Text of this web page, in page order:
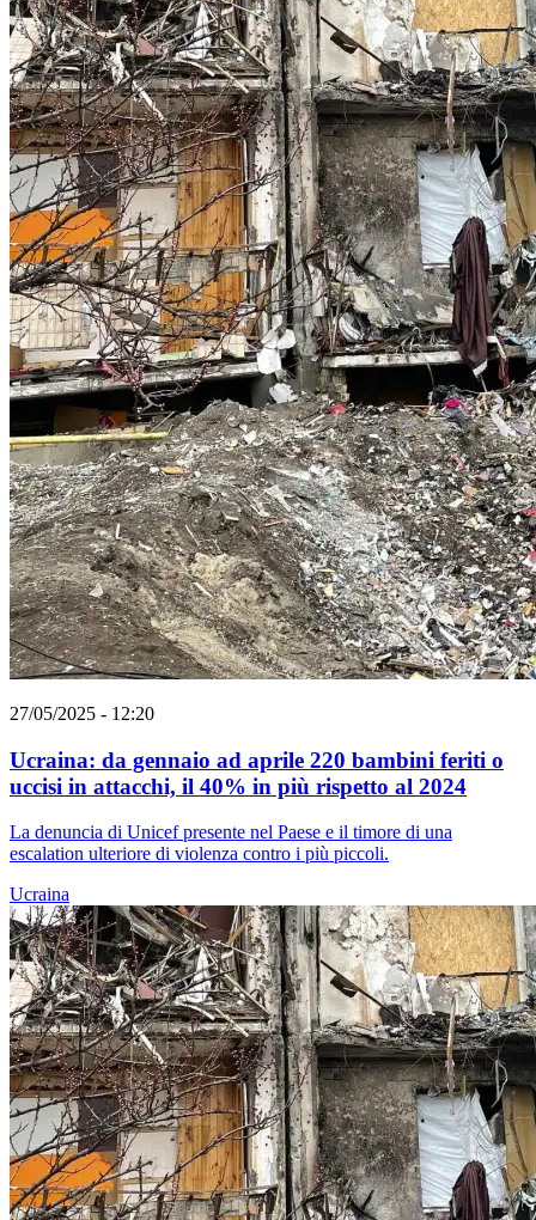
27/05/2025 - 12:20
Ucraina: da gennaio ad aprile 220 bambini feriti o
uccisi in attacchi, il 40% in più rispetto al 2024
La denuncia di Unicef presente nel Paese e il timore di una
escalation ulteriore di violenza contro i più piccoli.
Ucraina